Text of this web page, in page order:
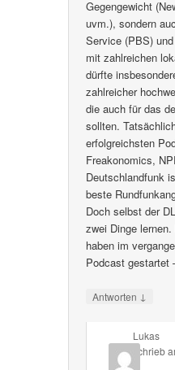
Gegengewicht
uvm.), sondern
Service (PBS)
mit zahlreichen
dürfte
zahlreicher
die auch für das
sollten.
erfolgreichsten
Freakonomics,
Deutschlandfunk
beste
Doch selbst der
zwei Dinge
haben im
Podcast gestartet
Antworten ↓
Lukas
schrieb